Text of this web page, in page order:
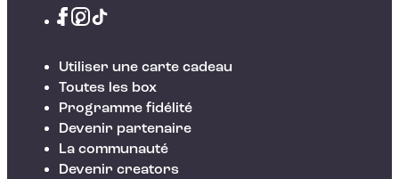
Utiliser une carte cadeau
Toutes les box
Programme fidélité
Devenir partenaire
La communauté
Devenir creators